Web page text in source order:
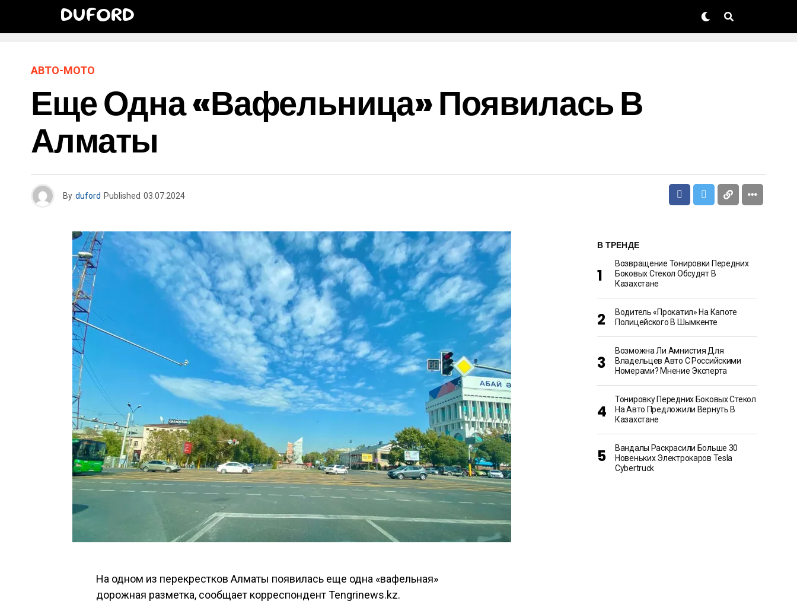
DUFORD
АВТО-МОТО
Еще Одна «вафельница» Появилась В
Алматы
By duford Published 03.07.2024
На одном из перекрестков Алматы появилась еще одна «вафельная»
дорожная разметка, сообщает корреспондент Tengrinews.kz.
В ТРЕНДЕ
Возвращение Тонировки Передних
Боковых Стекол Обсудят В
Казахстане
Водитель «прокатил» На Капоте
Полицейского В Шымкенте
Возможна Ли Амнистия Для
Владельцев Авто С Российскими
Номерами? Мнение Эксперта
Тонировку Передних Боковых Стекол
На Авто Предложили Вернуть В
Казахстане
Вандалы Раскрасили Больше 30
Новеньких Электрокаров Tesla
Cybertruck